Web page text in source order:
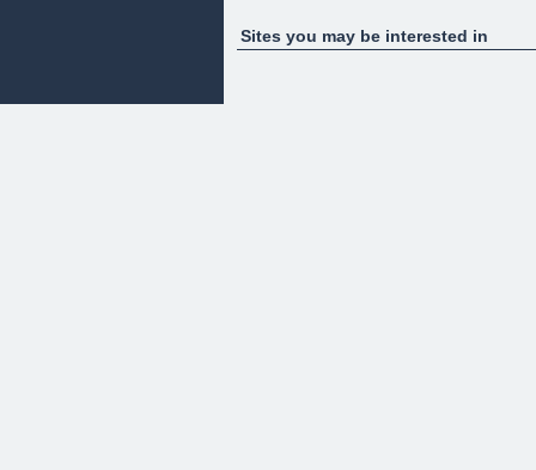
Sites you may be interested in